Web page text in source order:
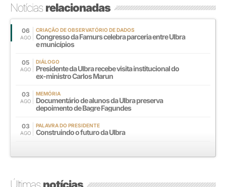
Notíciasrelacionadas
06
AGO
CRIAÇÃO DE OBSERVATÓRIO DE DADOS
Congresso da Famurs celebra parceria entre Ulbra
e municípios
05
AGO
DIÁLOGO
Presidente da Ulbra recebe visita institucional do
ex-ministro Carlos Marun
03
AGO
MEMÓRIA
Documentário de alunos da Ulbra preserva
depoimento de Bagre Fagundes
03
AGO
PALAVRA DO PRESIDENTE
Construindo o futuro da Ulbra
Últimasnotícias